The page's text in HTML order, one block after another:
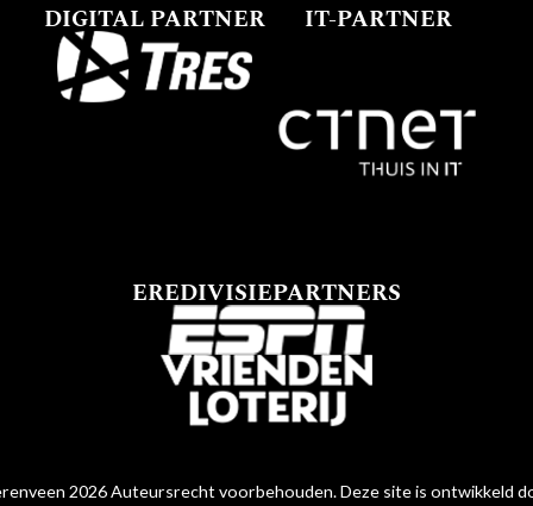
DIGITAL PARTNER IT-PARTNER
EREDIVISIEPARTNERS
2026 Auteursrecht voorbehouden. Deze site is ontwikkeld